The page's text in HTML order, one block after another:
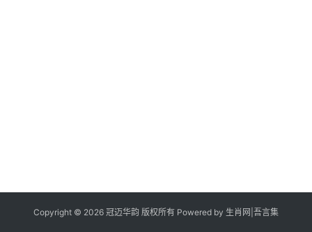
Copyright © 2026 冠迈华韵 版权所有 Powered by 生肖网 吾言集